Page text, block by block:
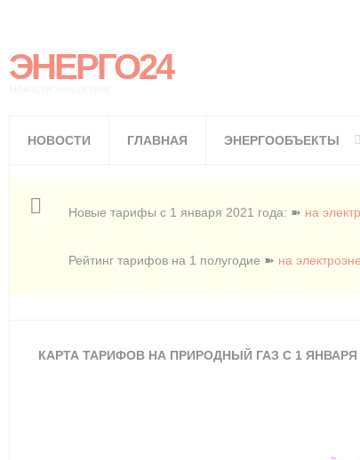
ЭНЕРГО24
НОВОСТИ ГЛАВНАЯ ЭНЕРГООБЪЕКТЫ
Новые тарифы с 1 января 2021 года: ➽ на
Рейтинг тарифов на 1 полугодие ➽ на
КАРТА ТАРИФОВ НА ПРИРОДНЫЙ ГАЗ С 1 ЯНВАРЯ